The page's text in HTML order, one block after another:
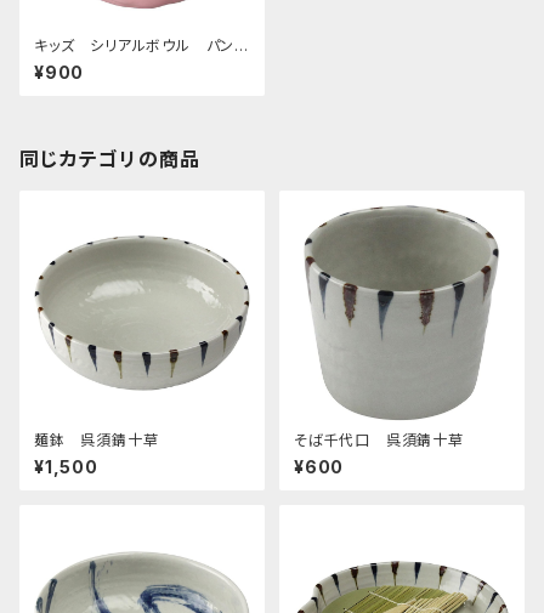
キッズ シリアルボウル パンダ
シャンピンク
¥900
同じカテゴリの商品
麺鉢 呉須錆十草
¥1,500
そば千代口 呉須錆十草
¥600